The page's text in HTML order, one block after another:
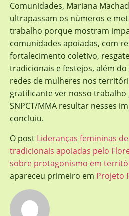
Comunidades, Mariana
ultrapassam os números e
trabalho porque mostram
comunidades apoiadas, com
fortalecimento coletivo,
tradicionais e festejos, além
redes de mulheres nos
gratificante ver nosso trabalho
SNPCT/MMA resultar nesses
concluiu.
O post Lideranças femininas
tradicionais apoiadas pelo
sobre protagonismo em
apareceu primeiro em Projeto